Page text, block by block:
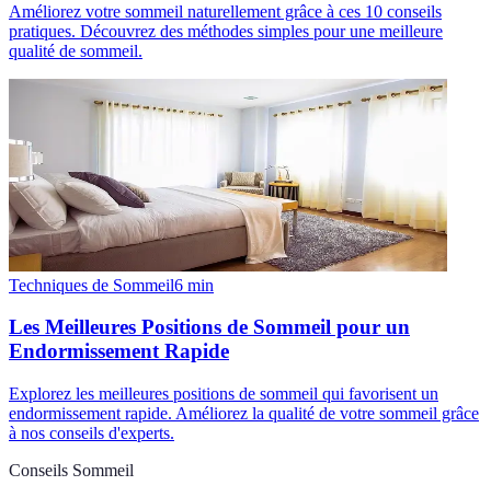
Améliorez votre sommeil naturellement grâce à ces 10 conseils
pratiques. Découvrez des méthodes simples pour une meilleure
qualité de sommeil.
Techniques de Sommeil6 min
Les Meilleures Positions de Sommeil pour un
Endormissement Rapide
Explorez les meilleures positions de sommeil qui favorisent un
endormissement rapide. Améliorez la qualité de votre sommeil grâce
à nos conseils d'experts.
Conseils Sommeil